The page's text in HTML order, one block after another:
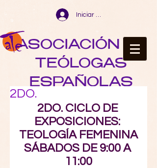
Iniciar sesión
ASOCIACIÓN DE
TEÓLOGAS
ESPAÑOLAS
2DO.
2DO. CICLO DE
EXPOSICIONES:
TEOLOGÍA FEMENINA
SÁBADOS DE 9:00 A
11:00